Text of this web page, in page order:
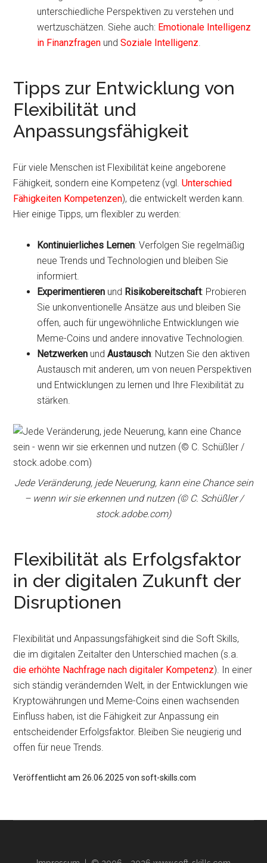
unterschiedliche Perspektiven zu verstehen und
wertzuschätzen. Siehe auch: Emotionale Intelligenz
in Finanzfragen undSoziale Intelligenz
Tipps zur Entwicklung von
Flexibilität und
Anpassungsfähigkeit
Für viele Menschen ist Flexibilität keine angeborene
Fähigkeit, sondern eine Kompetenz (vgl.Unterschied
Fähigkeiten Kompetenzen), die entwickelt werden kann.
Hier einige Tipps, um flexibler zu werden:
Kontinuierliches Lernen: Verfolgen Sie regelmäßig
neue Trends und Technologien und bleiben Sie
informiert.
Experimentieren und Risikobereitschaft: Probieren
Sie unkonventionelle Ansätze aus und bleiben Sie
offen, auch für ungewöhnliche Entwicklungen wie
Meme-Coins und andere innovative Technologien.
Netzwerken undAustausch: Nutzen Sie den aktiven
Austausch mit anderen, um von neuen Perspektiven
und Entwicklungen zu lernen und Ihre Flexibilität zu
stärken.
Jede Veränderung, jede Neuerung, kann eine Chance sein
– wenn wir sie erkennen und nutzen (© C. Schüßler /
stock.adobe.com)
Flexibilität als Erfolgsfaktor
in der digitalen Zukunft der
Disruptionen
Flexibilität und Anpassungsfähigkeit sind die Soft Skills,
die im digitalen Zeitalter den Unterschied machen (s.a.
die erhöhte Nachfrage nach digitaler Kompetenz). In einer
sich ständig verändernden Welt, in der Entwicklungen wie
Kryptowährungen und Meme-Coins einen wachsenden
Einfluss haben, ist die Fähigkeit zur Anpassung ein
entscheidender Erfolgsfaktor. Bleiben Sie neugierig und
offen für neue Trends.
Veröffentlicht am 26.06.2025 von soft-skills.com